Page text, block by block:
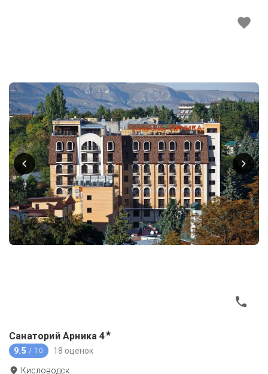
Санаторий Арника 4★
9.5 / 10 18 оценок
Кисловодск